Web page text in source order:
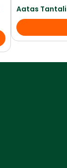
Aatas